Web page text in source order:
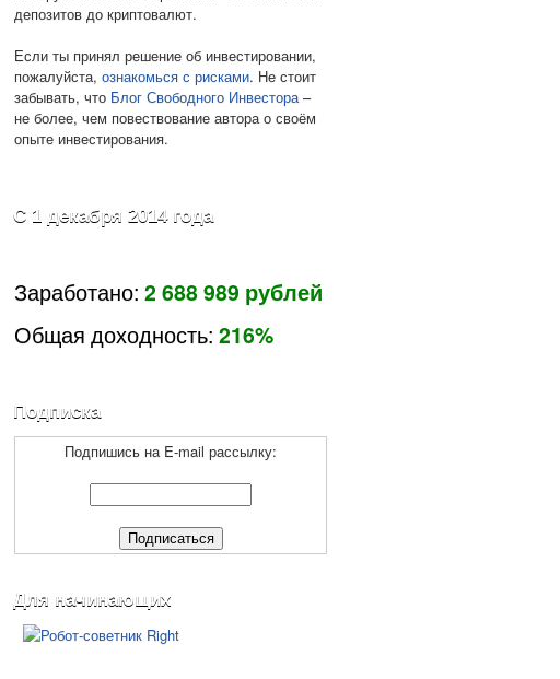
депозитов до криптовалют.
Если ты принял решение об инвестировании,
пожалуйста, ознакомься с рисками. Не стоит
забывать, что Блог Свободного Инвестора–
не более, чем повествование автора о своём
опыте инвестирования.
С 1 декабря 2014 года
Заработано: 2 688 989 рублей
Общая доходность: 216%
Подписка
Подпишись на E-mail рассылку:
Для начинающих